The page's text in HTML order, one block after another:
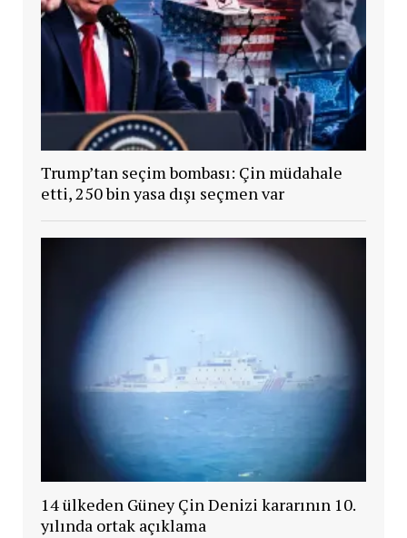
Trump’tan seçim bombası: Çin müdahale
etti, 250 bin yasa dışı seçmen var
14 ülkeden Güney Çin Denizi kararının 10.
yılında ortak açıklama